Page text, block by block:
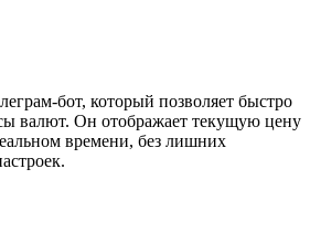
бот, который позволяет быстро
валют. Он отображает текущую цену
времени, без лишних